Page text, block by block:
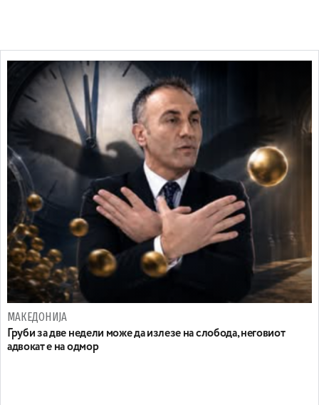
МАКЕДОНИЈА
Груби за две недели може да излезе на слобода, неговиот
адвокат е на одмор